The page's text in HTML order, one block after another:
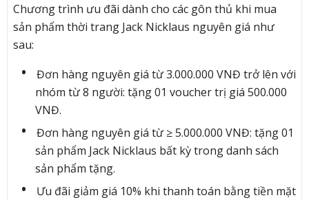
Chương trình ưu đãi dành cho các gôn thủ khi mua
sản phẩm thời trang Jack Nicklaus nguyên giá như
sau:
Đơn hàng nguyên giá từ 3.000.000 VNĐ trở lên với
nhóm từ 8 người: tặng 01 voucher trị giá 500.000
VNĐ.
Đơn hàng nguyên giá từ ≥ 5.000.000 VNĐ: tặng 01
sản phẩm Jack Nicklaus bất kỳ trong danh sách
sản phẩm tặng.
Ưu đãi giảm giá 10% khi thanh toán bằng tiền mặt